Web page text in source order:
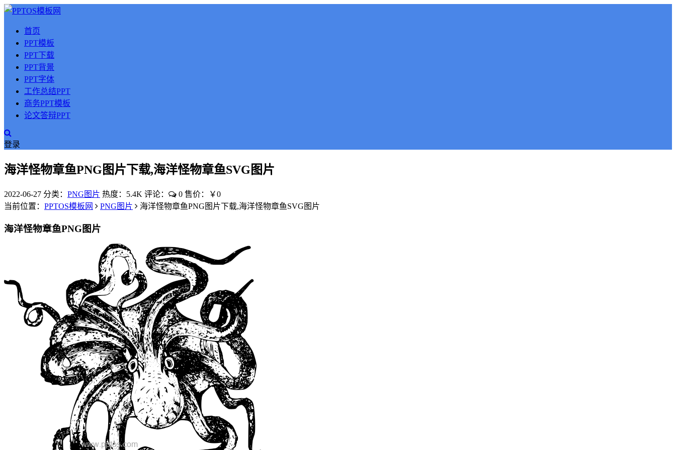
首页
PPT模板
PPT下载
PPT背景
PPT字体
工作总结PPT
商务PPT模板
论文答辩PPT
登录
海洋怪物章鱼PNG图片下载,海洋怪物章鱼SVG图片
2022-06-27 分类： PNG图片 热度：5.4K 评论： 0 售价：￥0
当前位置： PPTOS模板网 PNG图片 海洋怪物章鱼PNG图片下载,海洋怪物章鱼SVG图片
海洋怪物章鱼PNG图片